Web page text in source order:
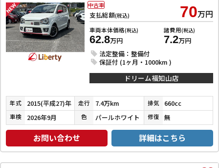
支払総額(税込) 70万円
車両本体価格(税込)
62.8万円
諸費用(税込)
7.2万円
法定整備：整備付
保証付 (1ヶ月・1000km )
中古車
ドリーム福知山店
年式 2015(平成27)年 走行 7.4万km 排気 660cc
車検 2026年9月 色 パールホワイト 修復 無
お問い合わせ 詳細はこちら